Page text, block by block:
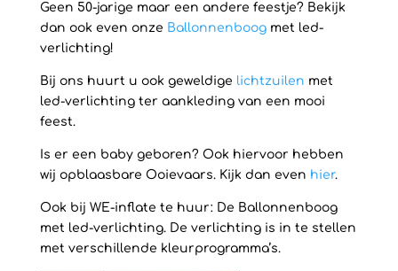
Geen 50-jarige maar een andere feestje? Bekijk
dan ook even onze Ballonnenboogmet led-
verlichting!
Bij ons huurt u ook geweldige lichtzuilen met
led-verlichting ter aankleding van een mooi
feest.
Is er een baby geboren? Ook hiervoor hebben
wij opblaasbare Ooievaars. Kijk dan even hier.
Ook bij WE-inflate te huur: De Ballonnenboog
met led-verlichting. De verlichting is in te stellen
met verschillende kleurprogramma’s.